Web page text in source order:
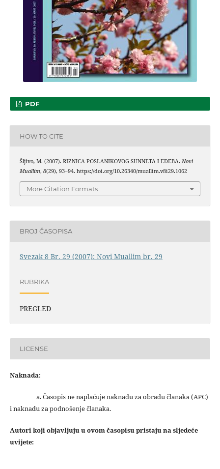
PDF
HOW TO CITE
Šljivo, M. (2007). RIZNICA POSLANIKOVOG SUNNETA I EDEBA. Novi
Muallim, 8(29), 93–94. https://doi.org/10.26340/muallim.v8i29.1062
More Citation Formats
BROJ ČASOPISA
Svezak 8 Br. 29 (2007): Novi Muallim br. 29
RUBRIKA
PREGLED
LICENSE
Naknada:
a. Časopis ne naplaćuje naknadu za obradu članaka (APC)
i naknadu za podnošenje članaka.
Autori koji objavljuju u ovom časopisu pristaju na sljedeće
uvijete: